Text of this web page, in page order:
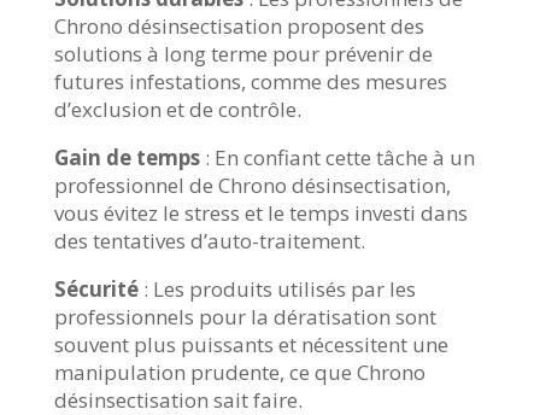
Chrono désinsectisation proposent des
solutions à long terme pour prévenir de
futures infestations, comme des mesures
d’exclusion et de contrôle.
Gain de temps: En confiant cette tâche à un
professionnel de Chrono désinsectisation,
vous évitez le stress et le temps investi dans
des tentatives d’auto-traitement.
Sécurité: Les produits utilisés par les
professionnels pour la dératisation sont
souvent plus puissants et nécessitent une
manipulation prudente, ce que Chrono
désinsectisation sait faire.